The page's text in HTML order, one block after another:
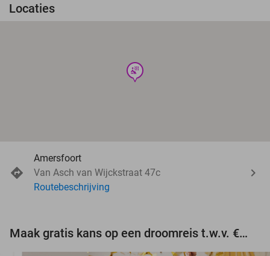
Locaties
wellness
Amersfoort
Van Asch van Wijckstraat 47c
Routebeschrijving
Maak gratis kans op een droomreis t.w.v. €3.000!